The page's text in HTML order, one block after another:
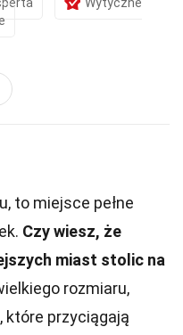
to miejsce pełne
Czy wiesz, że
miast stolic na
rozmiaru,
przyciągają